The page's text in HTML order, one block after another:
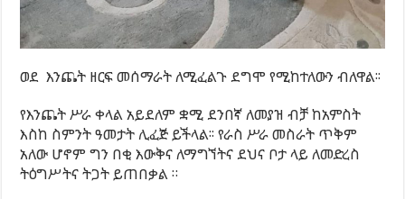
ወደ እንጨት ዘርፍ መሰማራት ለሚፈልጉ ደግሞ የሚከተለውን ብለዋል፡፡
የእንጨት ሥራ ቀላል አይደለም ቋሚ ደንበኛ ለመያዝ ብቻ ከአምስት
እስከ ስምንት ዓመታት ሊፈጅ ይችላል፡፡ የራስ ሥራ መስራት ጥቅም
አለው ሆኖም ግን በቂ እውቅና ለማግኘትና ደህና ቦታ ላይ ለመድረስ
ትዕግሥትና ትጋት ይጠበቃል ።